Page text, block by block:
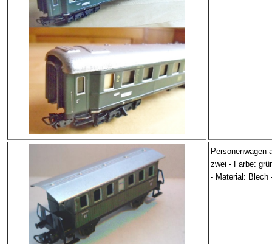
Personenwagen
zwei - Farbe:
- Material: Blech